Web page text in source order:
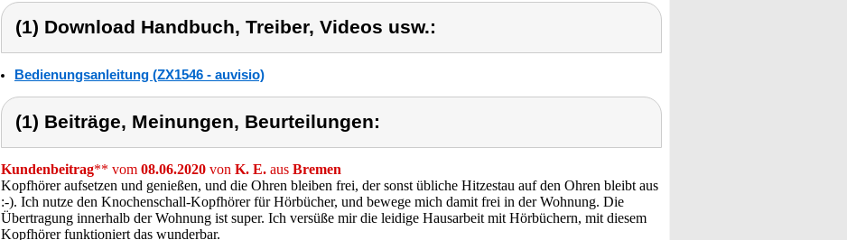
(1) Download Handbuch, Treiber, Videos usw.:
Bedienungsanleitung (ZX1546 - auvisio)
(1) Beiträge, Meinungen, Beurteilungen:
Kundenbeitrag** vom 08.06.2020 von K. E. aus Bremen
Kopfhörer aufsetzen und genießen, und die Ohren bleiben frei, der sonst übliche Hitzestau auf den Ohren bleibt aus
:-). Ich nutze den Knochenschall-Kopfhörer für Hörbücher, und bewege mich damit frei in der Wohnung. Die
Übertragung innerhalb der Wohnung ist super. Ich versüße mir die leidige Hausarbeit mit Hörbüchern, mit diesem
Kopfhörer funktioniert das wunderbar.